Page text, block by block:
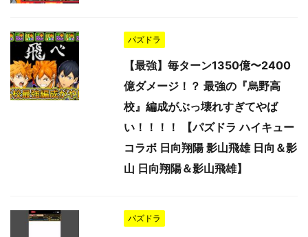
パズドラ
【最強】毎ターン1350億〜2400
億ダメージ！？ 最強の『烏野高
校』編成がぶっ壊れすぎてやば
い！！！！ 【パズドラ ハイキュー
コラボ 日向翔陽 影山飛雄 日向＆影
山 日向翔陽＆影山飛雄】
パズドラ